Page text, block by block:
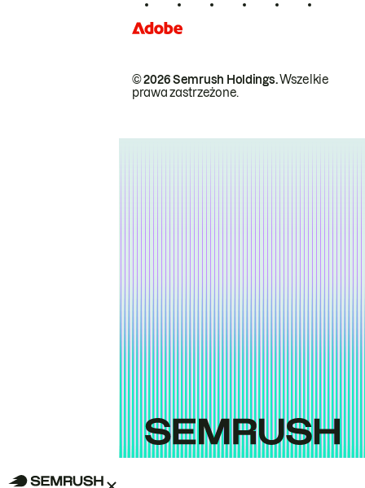
© 2026 Semrush Holdings.Wszelkie
prawa zastrzeżone.